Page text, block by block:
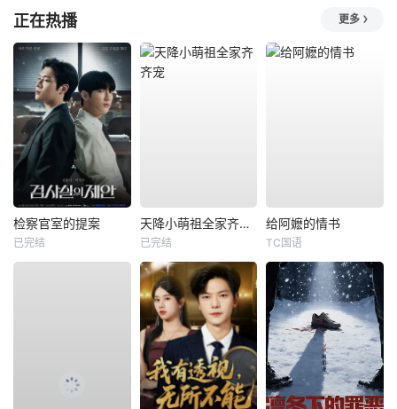
正在热播 更多
检察官室的提案
已完结
天降小萌祖全家齐齐宠
已完结
给阿嬷的情书
TC国语